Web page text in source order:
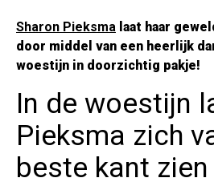
Sharon Pieksma laat haar
door middel van een heerlijk
woestijn in doorzichtig pakje!
In de woestijn
Pieksma zich
beste kant zien